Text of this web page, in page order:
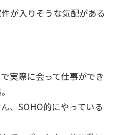
が入りそうな気配がある
実際に会って仕事ができ
、SOHO的にやっている